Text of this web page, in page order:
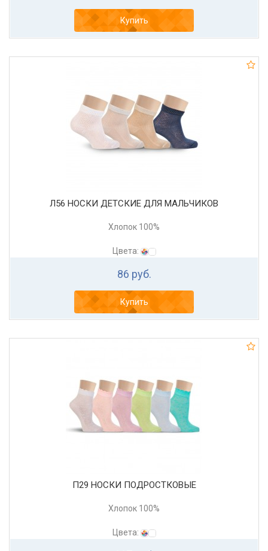
Купить
Л56 НОСКИ ДЕТСКИЕ ДЛЯ МАЛЬЧИКОВ
Хлопок 100%
Цвета:
86 руб.
Купить
П29 НОСКИ ПОДРОСТКОВЫЕ
Хлопок 100%
Цвета: